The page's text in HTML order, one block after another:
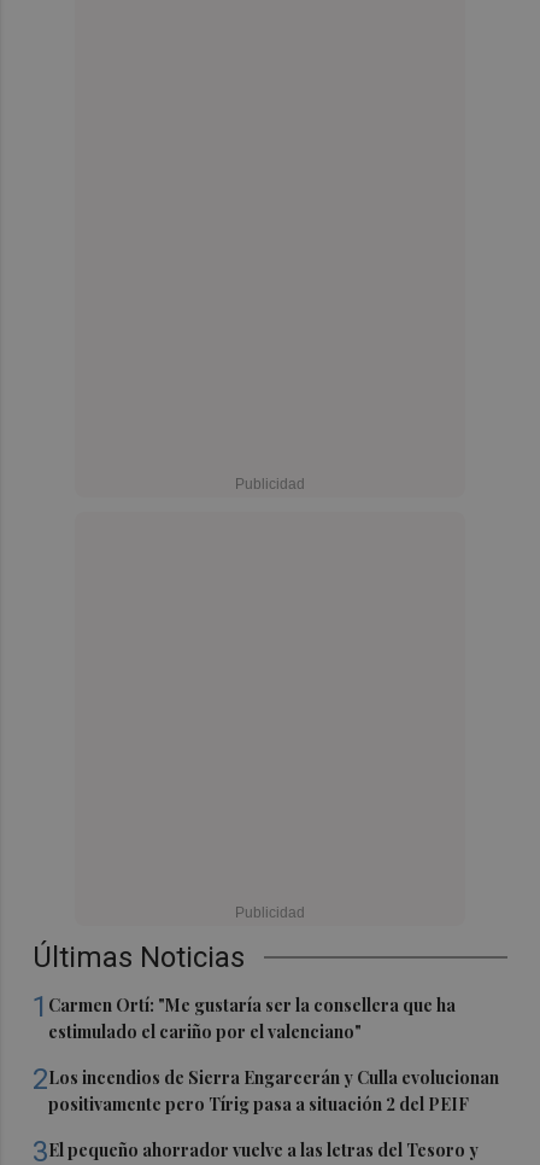
Últimas Noticias
1 Carmen Ortí: "Me gustaría ser la consellera que ha
estimulado el cariño por el valenciano"
2Los incendios de Sierra Engarcerán y Culla evolucionan
positivamente pero Tírig pasa a situación 2 del PEIF
3El pequeño ahorrador vuelve a las letras del Tesoro y